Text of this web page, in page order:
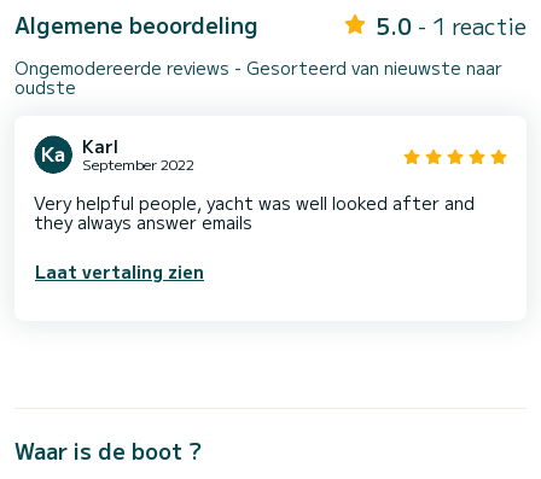
Algemene beoordeling 5.0 - 1 reactie
Ongemodereerde reviews - Gesorteerd van nieuwste naar
oudste
Karl
September 2022
Very helpful people, yacht was well looked after and
they always answer emails
Laat vertaling zien
Waar is de boot ?